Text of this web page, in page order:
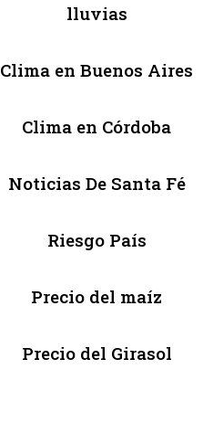
lluvias
Clima en Buenos Aires
Clima en Córdoba
Noticias De Santa Fé
Riesgo País
Precio del maíz
Precio del Girasol